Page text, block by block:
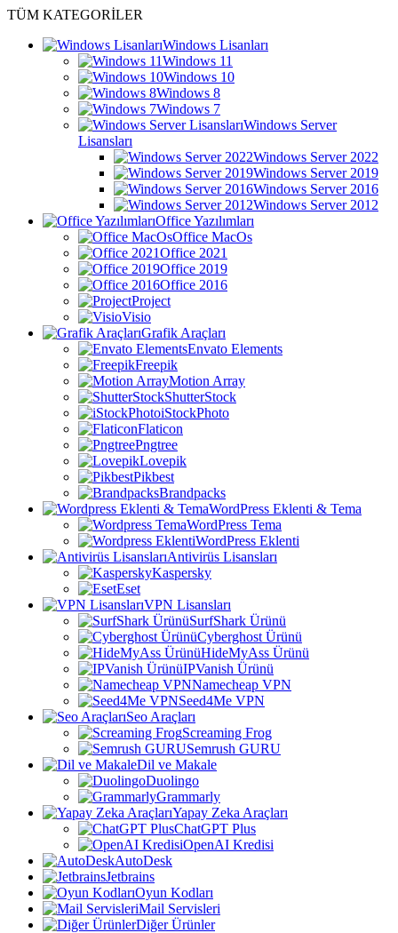
TÜM KATEGORİLER
Windows Lisanları
Windows 11
Windows 10
Windows 8
Windows 7
Windows Server
Lisansları
Windows Server 2022
Windows Server 2019
Windows Server 2016
Windows Server 2012
Office Yazılımları
Office MacOs
Office 2021
Office 2019
Office 2016
Project
Visio
Grafik Araçları
Envato Elements
Freepik
Motion Array
ShutterStock
iStockPhoto
Flaticon
Pngtree
Lovepik
Pikbest
Brandpacks
WordPress Eklenti & Tema
WordPress Tema
WordPress Eklenti
Antivirüs Lisansları
Kaspersky
Eset
VPN Lisansları
SurfShark Ürünü
Cyberghost Ürünü
HideMyAss Ürünü
IPVanish Ürünü
Namecheap VPN
Seed4Me VPN
Seo Araçları
Screaming Frog
Semrush GURU
Dil ve Makale
Duolingo
Grammarly
Yapay Zeka Araçları
ChatGPT Plus
OpenAI Kredisi
AutoDesk
Jetbrains
Oyun Kodları
Mail Servisleri
Diğer Ürünler